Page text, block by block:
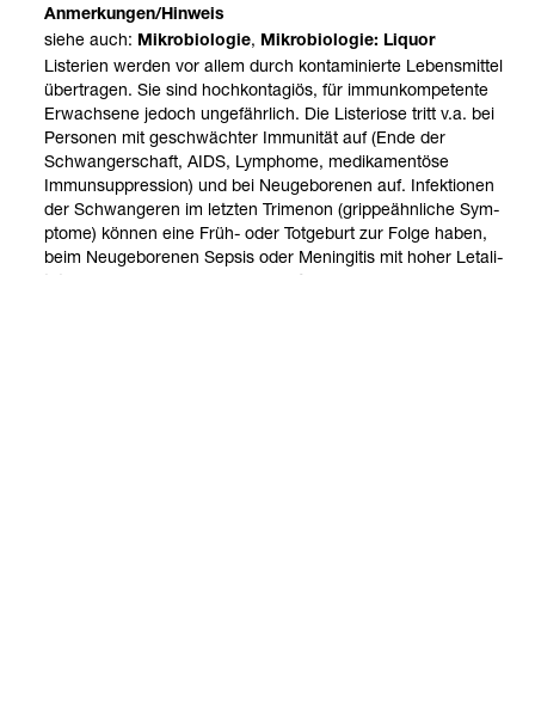
Anmer­kun­gen/Hin­weis
siehe auch: Mikro­bio­lo­gie, Mikro­bio­lo­gie: Liquor
Lis­te­rien wer­den vor allem durch kon­ta­mi­nierte Lebens­mit­tel
über­tra­gen. Sie sind hoch­kon­ta­giös, für immun­kom­pe­tente
Erwach­sene jedoch unge­fähr­lich. Die Lis­te­riose tritt v.a. bei
Per­so­nen mit geschwäch­ter Immu­ni­tät auf (Ende der
Schwan­ger­schaft, AIDS, Lym­phome, medi­ka­men­töse
Immun­sup­pres­sion) und bei Neu­ge­bo­re­nen auf. Infek­tio­nen
der Schwan­ge­ren im letz­ten Tri­me­non (grip­pe­ähn­li­che Sym­
ptome) kön­nen eine Früh-​ oder Tot­ge­burt zur Folge haben,
beim Neu­ge­bo­re­nen Sep­sis oder Menin­gi­tis mit hoher Leta­li­
tät. (siehe auch